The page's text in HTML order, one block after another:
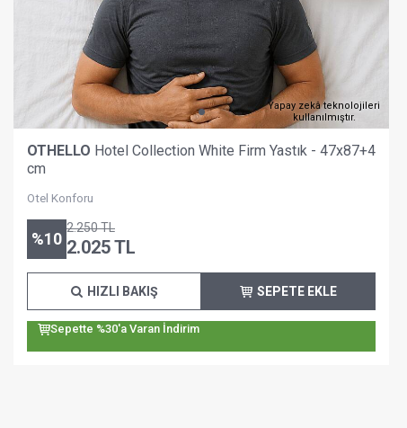
Yapay zekâ teknolojileri
kullanılmıştır.
OTHELLO Hotel Collection White Firm Yastık - 47x87+4
cm
Otel Konforu
%10
2.250TL
2.025TL
SEPETE EKLE
HIZLI BAKIŞ
Sepette %30'a Varan İndirim